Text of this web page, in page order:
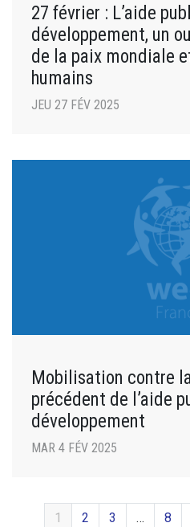
27 février : L’aide
développement, un
de la paix mondiale
humains
JEU 27 FÉV 2025
Mobilisation contre
précédent de l’aide
développement
MAR 4 FÉV 2025
1 2 3 … 8